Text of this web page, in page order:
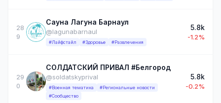
28
9
Сауна Лагуна Барнаул
@lagunabarnaul
#Лайфстайл #Здоровье #Развлечения
5.8k
-1.2%
29
0
СОЛДАТСКИЙ ПРИВАЛ #Белгород
@soldatskyprival
#Военная тематика
#Региональные новости
#Сообщество
5.8k
-0.2%